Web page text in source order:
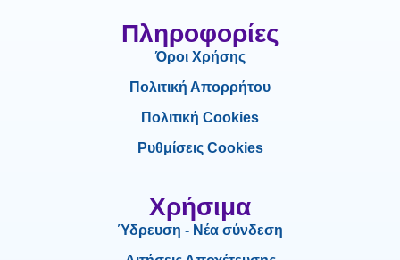
Πληροφορίες
Όροι Χρήσης
Πολιτική Απορρήτου
Πολιτική Cookies
Ρυθμίσεις Cookies
Χρήσιμα
Ύδρευση - Νέα σύνδεση